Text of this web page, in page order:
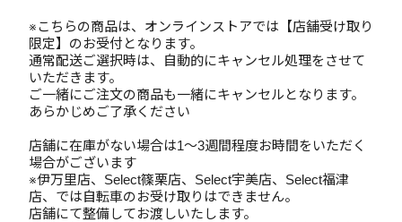
※こちらの商品は、オンラインストアでは【店舗受け取り
限定】のお受付となります。
通常配送ご選択時は、自動的にキャンセル処理をさせて
いただきます。
ご一緒にご注文の商品も一緒にキャンセルとなります。
あらかじめご了承ください
店舗に在庫がない場合は1～3週間程度お時間をいただく
場合がございます
※伊万里店、Select篠栗店、Select宇美店、Select福津
店、では自転車のお受け取りはできません。
店舗にて整備してお渡しいたします。